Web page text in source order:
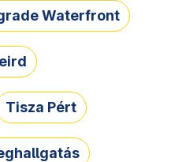
Waterfront
Tisza Pért